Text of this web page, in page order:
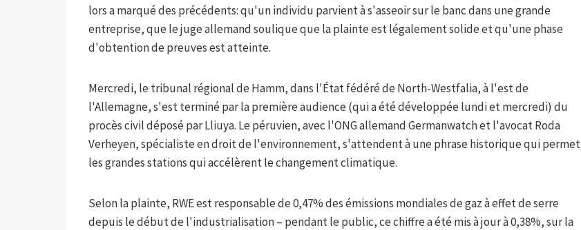
lors a marqué des précédents: qu'un individu parvient à s'asseoir sur le banc dans une grande
entreprise, que le juge allemand soulique que la plainte est légalement solide et qu'une phase
d'obtention de preuves est atteinte.
Mercredi, le tribunal régional de Hamm, dans l'État fédéré de North-Westfalia, à l'est de
l'Allemagne, s'est terminé par la première audience (qui a été développée lundi et mercredi) du
procès civil déposé par Lliuya. Le péruvien, avec l'ONG allemand Germanwatch et l'avocat Roda
Verheyen, spécialiste en droit de l'environnement, s'attendent à une phrase historique qui permet
les grandes stations qui accélèrent le changement climatique.
Selon la plainte, RWE est responsable de 0,47% des émissions mondiales de gaz à effet de serre
depuis le début de l'industrialisation – pendant le public, ce chiffre a été mis à jour à 0,38%, sur la